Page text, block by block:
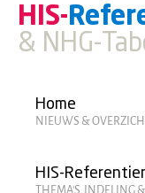
HIS-
& NHG-
Home
NIEUWS & OVERZICHT
HIS-
THEMA'S, INDELING